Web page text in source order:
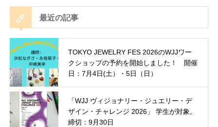
最近の記事
TOKYO JEWELRY FES 2026のWJJワー
クショップの予約を開始しました！ 開催
日：7月4日(土）・5日（日）
「WJJ ヴィジョナリー・ジュエリー・デ
ザイン・チャレンジ 2026」 学生が対象。
締切：9月30日